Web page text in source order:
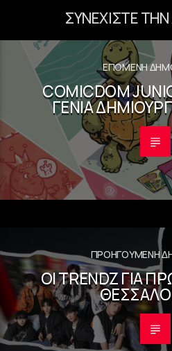
ΣΥΝΕΧΊΣΤΕ
ΕΠΌΜΕΝΗ
COMICDOM
ΓΕΝΙΆ
ΠΡΟΗΓΟΎΜΕΝΗ
ΟΙ TRENDZ ΓΙΑ